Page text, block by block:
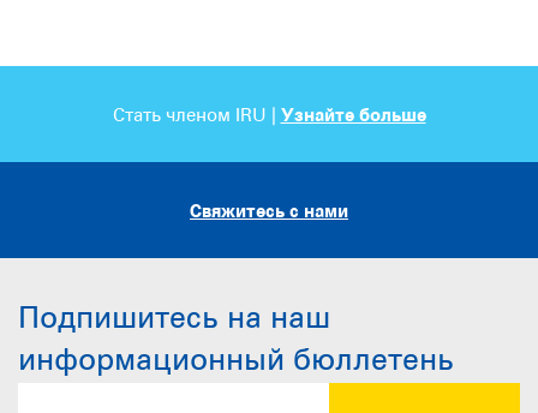
Стать членом IRU | Узнайте больше
Свяжитесь с нами
Подпишитесь на наш
информационный бюллетень